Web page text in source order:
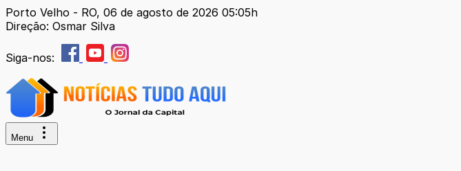
Porto Velho - RO, 06 de agosto de 2026 05:05h
Direção: Osmar Silva
Siga-nos:
Menu